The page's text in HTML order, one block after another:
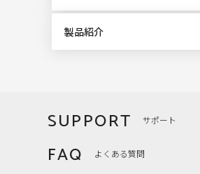
製品紹介
SUPPORT サポート
FAQ よくある質問